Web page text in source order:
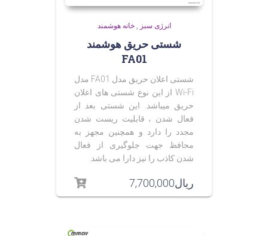
انرژی سبز ,خانه هوشمند
شستی حریق هوشمند
FA01
شستی اعلان حریق مدل FA01 مدل
Wi-Fi از این نوع شستی های اعلان
حریق میباشد. این شستی بعد از
فعال شدن ، قابلیت ریست شدن
مجدد را دارد و همچنین مجهز به
محافظ جهت جلوگیری از فعال
شدن کاذب را نیز دارا می باشد.
ریال7,700,000